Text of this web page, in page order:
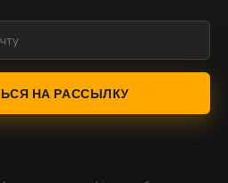
НА РАССЫЛКУ